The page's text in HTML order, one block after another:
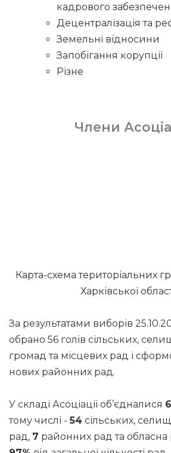
кадрового
Децентралізація та
Земельні відносини
Запобігання корупції
Різне
Члени
Карта-схема територіальних
Харківської
За результатами виборів
обрано 56 голів сільських,
громад та місцевих рад і
нових районних рад.
У складі Асоціації об’єдналися
тому числі -54 сільських,
рад, 7 районних рад та